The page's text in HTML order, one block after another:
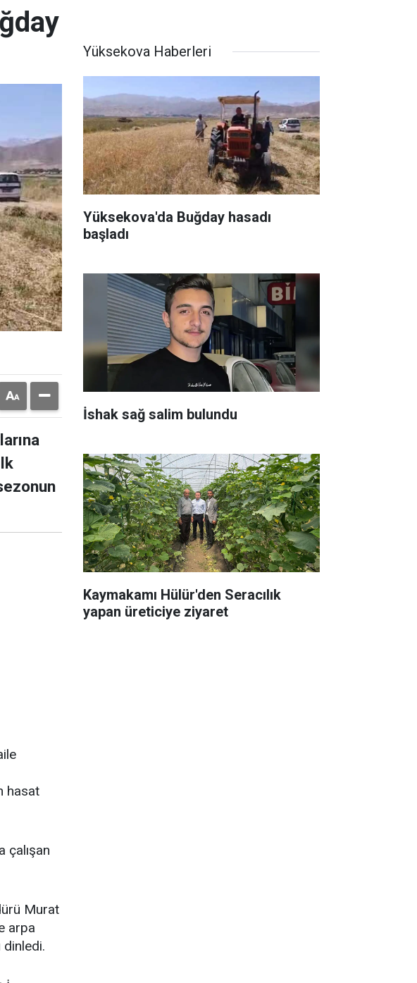
hasat
çalışan
Murat
arpa
dinledi.
Yüksekova Haberleri
Yüksekova'da Buğday hasadı
başladı
İshak sağ salim bulundu
Kaymakamı Hülür'den Seracılık
yapan üreticiye ziyaret